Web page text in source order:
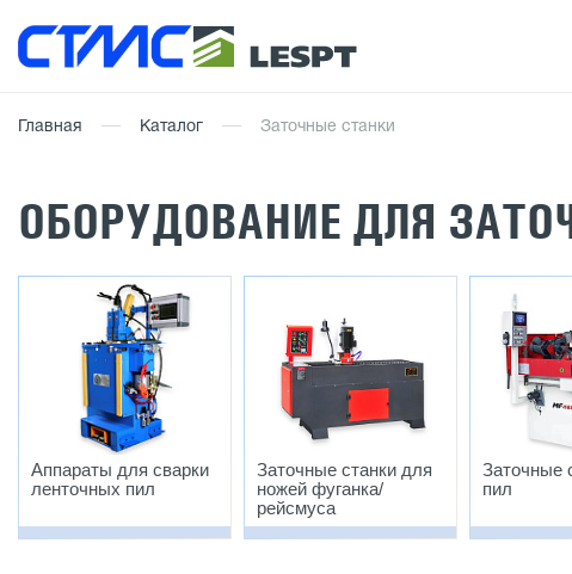
Главная Каталог Заточные станки
ОБОРУДОВАНИЕ ДЛЯ
Аппараты для сварки
ленточных пил
Заточные станки для
ножей фуганка/
рейсмуса
Заточные
пил